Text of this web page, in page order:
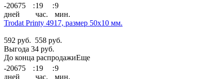
-20675
:19 :9
дней
час.
мин.
Trodat Printy 4917, размер 50х10 мм.
592 руб. 558 руб.
Выгода 34 руб.
До конца распродажиЕще
-20675
:19 :9
дней
час. мин.